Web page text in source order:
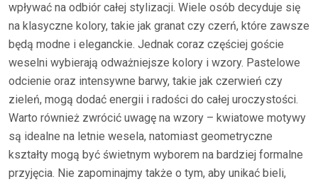
wpływać na odbiór całej stylizacji. Wiele osób decyduje się
na klasyczne kolory, takie jak granat czy czerń, które zawsze
będą modne i eleganckie. Jednak coraz częściej goście
weselni wybierają odważniejsze kolory i wzory. Pastelowe
odcienie oraz intensywne barwy, takie jak czerwień czy
zieleń, mogą dodać energii i radości do całej uroczystości.
Warto również zwrócić uwagę na wzory – kwiatowe motywy
są idealne na letnie wesela, natomiast geometryczne
kształty mogą być świetnym wyborem na bardziej formalne
przyjęcia. Nie zapominajmy także o tym, aby unikać bieli,